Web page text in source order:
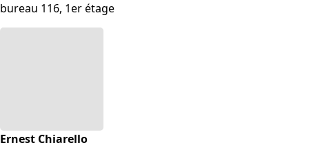
bureau 116, 1er étage
Ernest Chiarello